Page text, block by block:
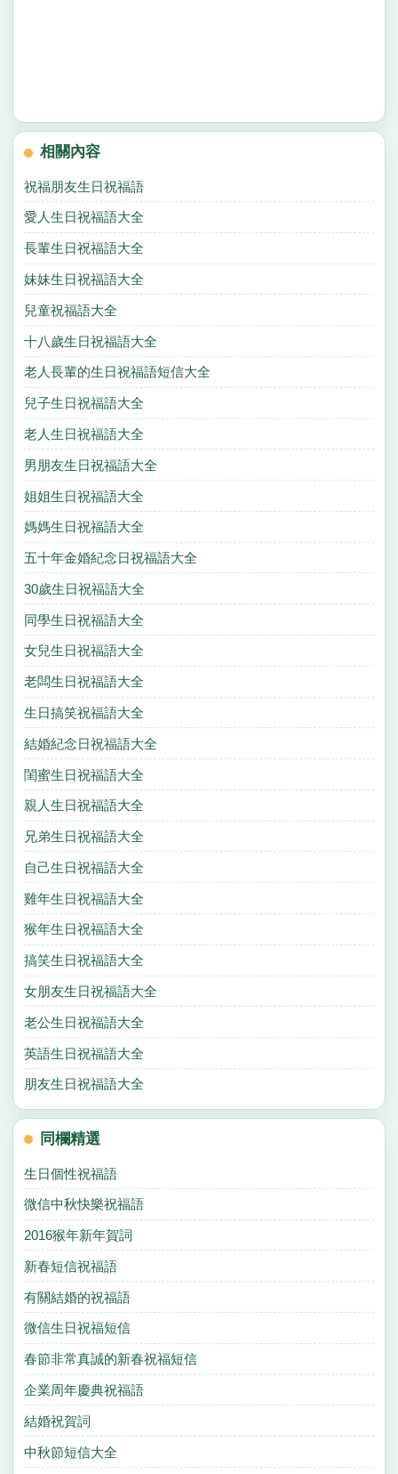
相關內容
祝福朋友生日祝福語
愛人生日祝福語大全
長輩生日祝福語大全
妹妹生日祝福語大全
兒童祝福語大全
十八歲生日祝福語大全
老人長輩的生日祝福語短信大全
兒子生日祝福語大全
老人生日祝福語大全
男朋友生日祝福語大全
姐姐生日祝福語大全
媽媽生日祝福語大全
五十年金婚紀念日祝福語大全
30歲生日祝福語大全
同學生日祝福語大全
女兒生日祝福語大全
老闆生日祝福語大全
生日搞笑祝福語大全
結婚紀念日祝福語大全
閨蜜生日祝福語大全
親人生日祝福語大全
兄弟生日祝福語大全
自己生日祝福語大全
雞年生日祝福語大全
猴年生日祝福語大全
搞笑生日祝福語大全
女朋友生日祝福語大全
老公生日祝福語大全
英語生日祝福語大全
朋友生日祝福語大全
同欄精選
生日個性祝福語
微信中秋快樂祝福語
2016猴年新年賀詞
新春短信祝福語
有關結婚的祝福語
微信生日祝福短信
春節非常真誠的新春祝福短信
企業周年慶典祝福語
結婚祝賀詞
中秋節短信大全